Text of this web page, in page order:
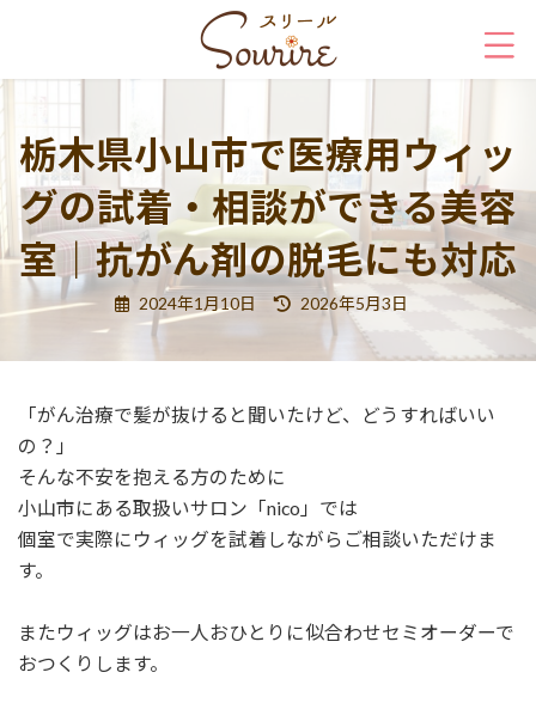
ン
ッ
プ
ー
移
動
栃木県小山市で医療用ウィッ
グの試着・相談ができる美容
室｜抗がん剤の脱毛にも対応
2024年1月10日
最
2026年5月3日
「がん治療で髪が抜けると聞いたけど、どうすればいい
の？」
そんな不安を抱える方のために
小山市にある取扱いサロン「nico」では
個室で実際にウィッグを試着しながらご相談いただけま
す。
またウィッグはお一人おひとりに似合わせセミオーダーで
おつくりします。